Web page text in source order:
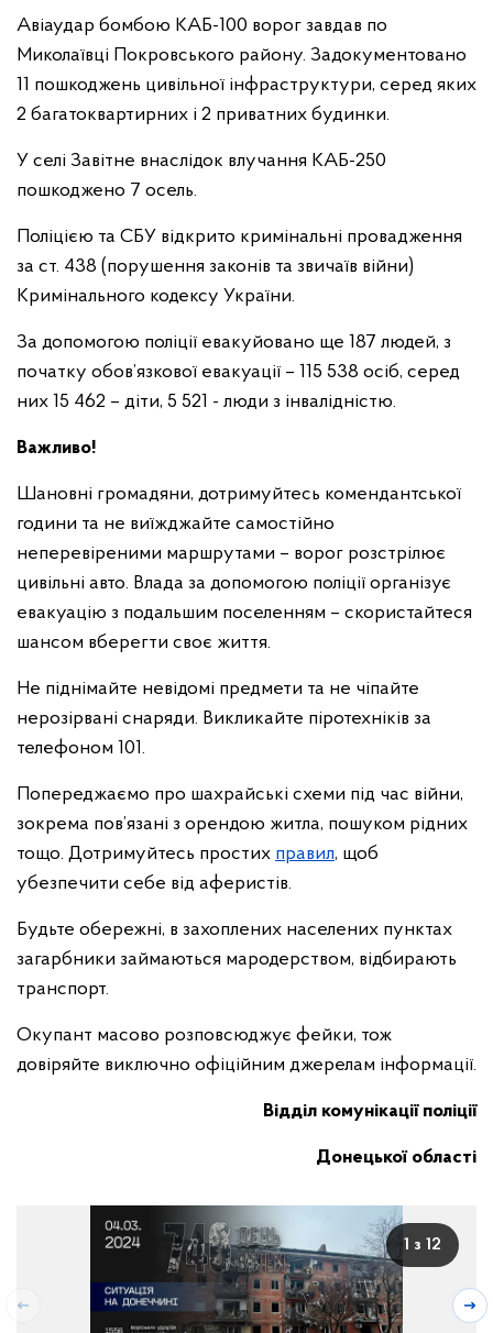
Авіаудар бомбою КАБ-100 ворог завдав по
Миколаївці Покровського району. Задокументовано
11 пошкоджень цивільної інфраструктури, серед яких
2 багатоквартирних і 2 приватних будинки.
У селі Завітне внаслідок влучання КАБ-250
пошкоджено 7 осель.
Поліцією та СБУ відкрито кримінальні провадження
за ст. 438 (порушення законів та звичаїв війни)
Кримінального кодексу України.
За допомогою поліції евакуйовано ще 187 людей, з
початку обов’язкової евакуації – 115 538 осіб, серед
них 15 462 – діти, 5 521 - люди з інвалідністю.
Важливо!
Шановні громадяни, дотримуйтесь комендантської
години та не виїжджайте самостійно
неперевіреними маршрутами – ворог розстрілює
цивільні авто. Влада за допомогою поліції організує
евакуацію з подальшим поселенням – скористайтеся
шансом вберегти своє життя.
Не піднімайте невідомі предмети та не чіпайте
нерозірвані снаряди. Викликайте піротехніків за
телефоном 101.
Попереджаємо про шахрайські схеми під час війни,
зокрема пов’язані з орендою житла, пошуком рідних
тощо. Дотримуйтесь простих правил, щоб
убезпечити себе від аферистів.
Будьте обережні, в захоплених населених пунктах
загарбники займаються мародерством, відбирають
транспорт.
Окупант масово розповсюджує фейки, тож
довіряйте виключно офіційним джерелам інформації.
Відділ комунікації поліції
Донецької області
1 з 12